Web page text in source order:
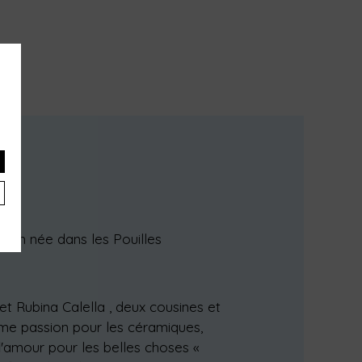
née dans les Pouilles
Rubina Calella , deux cousines et
passion pour les céramiques,
pour les belles choses «